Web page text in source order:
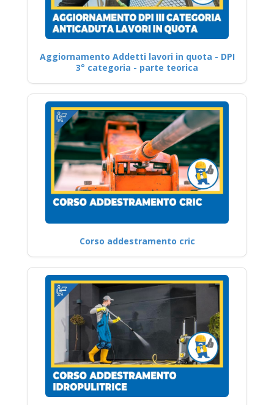
Aggiornamento Addetti lavori in quota - DPI
3° categoria - parte teorica
Corso addestramento cric